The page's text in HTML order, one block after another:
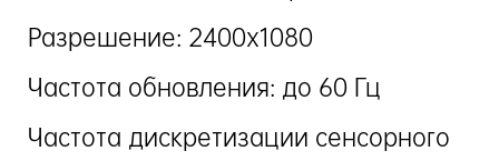
Разрешение: 2400х1080
Частота обновления: до 60 Гц
Частота дискретизации сенсорного